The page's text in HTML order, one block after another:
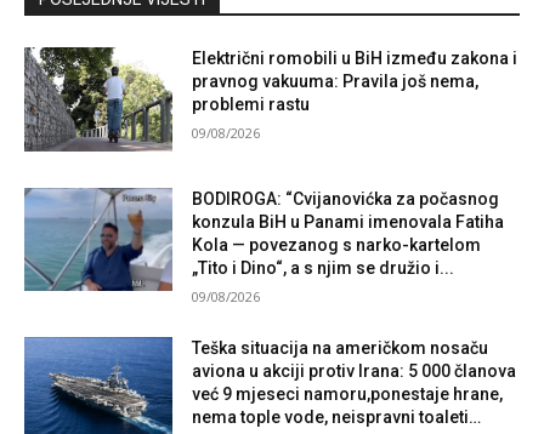
Električni romobili u BiH između zakona i
pravnog vakuuma: Pravila još nema,
problemi rastu
09/08/2026
BODIROGA: “Cvijanovićka za počasnog
konzula BiH u Panami imenovala Fatiha
Kola — povezanog s narko-kartelom
„Tito i Dino“, a s njim se družio i...
09/08/2026
Teška situacija na američkom nosaču
aviona u akciji protiv Irana: 5 000 članova
već 9 mjeseci namoru,ponestaje hrane,
nema tople vode, neispravni toaleti…